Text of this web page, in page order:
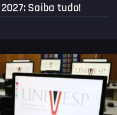
2027: Saiba tudo!